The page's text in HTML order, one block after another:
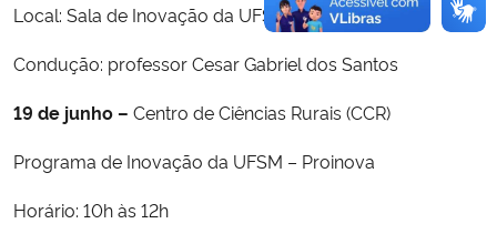
Local: Sala de Inovação da UFSM/FW
Condução: professor Cesar Gabriel dos Santos
19 de junho – Centro de Ciências Rurais (CCR)
Programa de Inovação da UFSM – Proinova
Horário: 10h às 12h